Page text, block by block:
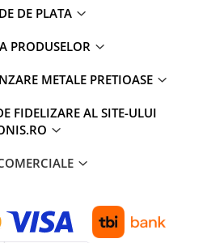
DE PLATA
PRODUSELOR
METALE PRETIOASE
FIDELIZARE AL SITE-ULUI